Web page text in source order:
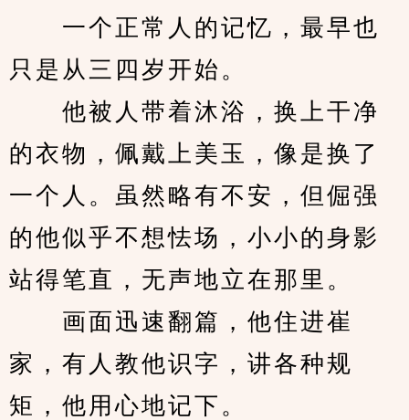
一个正常人的记忆，最早也
只是从三四岁开始。
他被人带着沐浴，换上干净
的衣物，佩戴上美玉，像是换了
一个人。虽然略有不安，但倔强
的他似乎不想怯场，小小的身影
站得笔直，无声地立在那里。
画面迅速翻篇，他住进崔
家，有人教他识字，讲各种规
矩，他用心地记下。